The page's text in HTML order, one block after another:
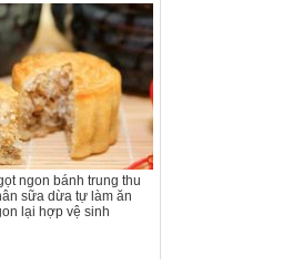
ngon bánh trung thu
sữa dừa tự làm ăn
lại hợp vệ sinh